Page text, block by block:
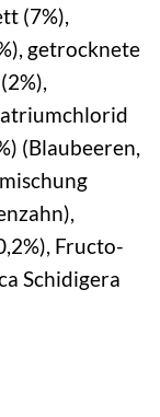
(7%),
getrocknete
(Blaubeeren,
Fructo-
Schidigera